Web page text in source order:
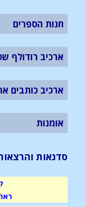
חנות הספרים
ארכיב רודולף
ארכיב כותבים
אומנות
סדנאות